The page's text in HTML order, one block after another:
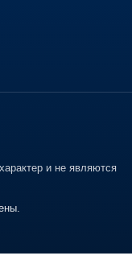
и не являются